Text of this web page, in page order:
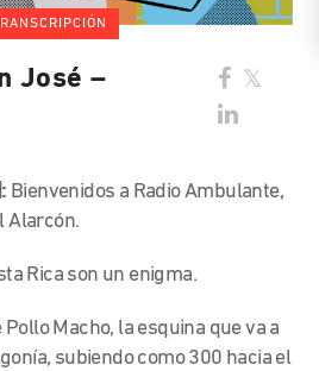
José –
Bienvenidos a Radio Ambulante,
Alarcón.
Rica son un enigma.
Pollo Macho, la esquina que va a
subiendo como 300 hacia el